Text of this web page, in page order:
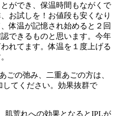
ができ、保温時間もながくで
お試しを！お値段も安くなり
体温が記憶され始めると２回
できるものと思います。今年
れてます。体温を１度上げる
ごの弛み、二重あごの方は、
してください。効果抜群で
荒れへの効果となるとIPLが